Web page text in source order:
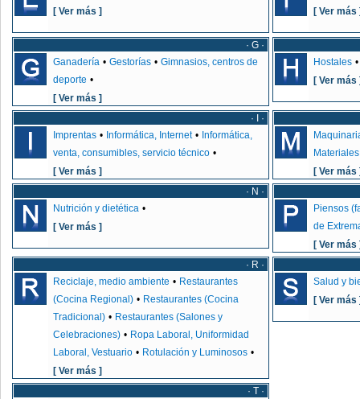
[ Ver más ]
[ Ver más
· G ·
Ganadería • Gestorías • Gimnasios, centros de
deporte •
[ Ver más ]
Hostales •
[ Ver más
· I ·
Imprentas • Informática, Internet • Informática,
venta, consumibles, servicio técnico •
[ Ver más ]
[ Ver más
· N ·
Nutrición y dietética •
[ Ver más ]
Piensos
de
[ Ver más
· R ·
Reciclaje, medio ambiente • Restaurantes
(Cocina Regional) • Restaurantes (Cocina
Tradicional) • Restaurantes (Salones y
Celebraciones) • Ropa Laboral, Uniformidad
Laboral, Vestuario • Rotulación y Luminosos •
[ Ver más ]
Salud y
[ Ver más
· T ·